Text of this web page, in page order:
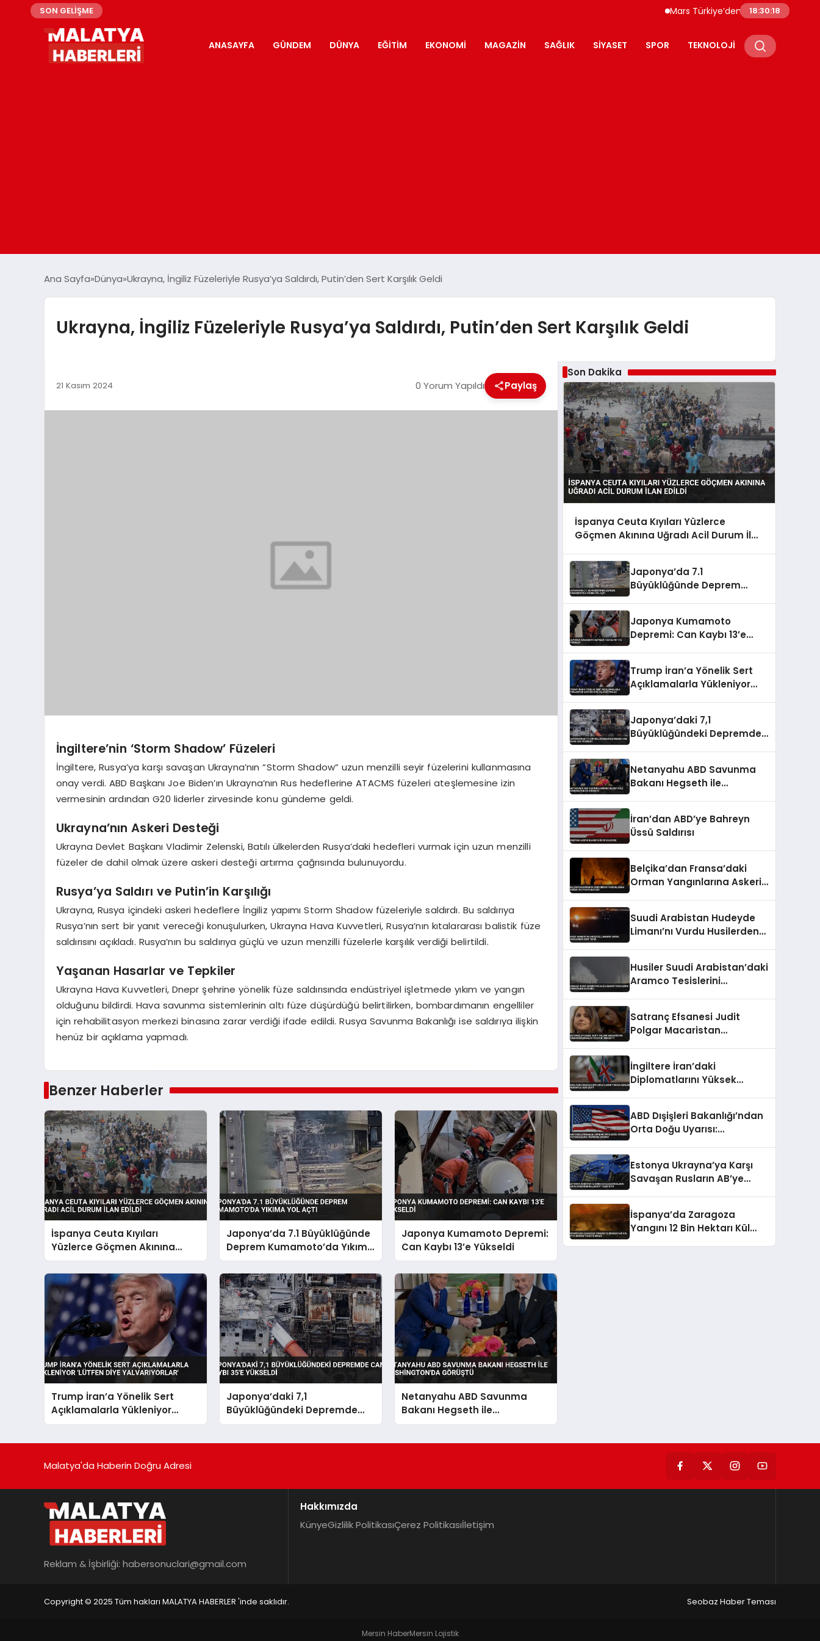
SON GELİŞME Mars Türkiye’den “Köpeğini İşe Götür
18:30:19
ANASAYFA GÜNDEM DÜNYA EĞITIM EKONOMI MAGAZIN SAĞLIK SIYASET SPOR TEKNOLOJI
Ana Sayfa Dünya Ukrayna, İngiliz Füzeleriyle Rusya’ya Saldırdı, Putin’den Sert Karşılık Geldi
Ukrayna, İngiliz Füzeleriyle Rusya’ya Saldırdı, Putin’den Sert Karşılık Geldi
21 Kasım 2024 0 Yorum Yapıldı Paylaş
İngiltere’nin ‘Storm Shadow’ Füzeleri
İngiltere, Rusya’ya karşı savaşan Ukrayna’nın “Storm Shadow” uzun menzilli seyir füzelerini kullanmasına
onay verdi. ABD Başkanı Joe Biden’ın Ukrayna’nın Rus hedeflerine ATACMS füzeleri ateşlemesine izin
vermesinin ardından G20 liderler zirvesinde konu gündeme geldi.
Ukrayna’nın Askeri Desteği
Ukrayna Devlet Başkanı Vladimir Zelenski, Batılı ülkelerden Rusya’daki hedefleri vurmak için uzun menzilli
füzeler de dahil olmak üzere askeri desteği artırma çağrısında bulunuyordu.
Rusya’ya Saldırı ve Putin’in Karşılığı
Ukrayna, Rusya içindeki askeri hedeflere İngiliz yapımı Storm Shadow füzeleriyle saldırdı. Bu saldırıya
Rusya’nın sert bir yanıt vereceği konuşulurken, Ukrayna Hava Kuvvetleri, Rusya’nın kıtalararası balistik füze
saldırısını açıkladı. Rusya’nın bu saldırıya güçlü ve uzun menzilli füzelerle karşılık verdiği belirtildi.
Yaşanan Hasarlar ve Tepkiler
Ukrayna Hava Kuvvetleri, Dnepr şehrine yönelik füze saldırısında endüstriyel işletmede yıkım ve yangın
olduğunu bildirdi. Hava savunma sistemlerinin altı füze düşürdüğü belirtilirken, bombardımanın engelliler
için rehabilitasyon merkezi binasına zarar verdiği ifade edildi. Rusya Savunma Bakanlığı ise saldırıya ilişkin
henüz bir açıklama yapmadı.
Benzer Haberler
İspanya Ceuta Kıyıları
Yüzlerce Göçmen Akınına
Uğradı Acil Durum İlan Edildi
Japonya’da 7.1 Büyüklüğünde
Deprem Kumamoto’da Yıkıma
Yol Açtı
Japonya Kumamoto Depremi:
Can Kaybı 13’e Yükseldi
Trump İran’a Yönelik Sert
Açıklamalarla Yükleniyor
‘Lütfen Diye Yalvarıyorlar’
Japonya’daki 7,1
Büyüklüğündeki Depremde
Can Kaybı 35’e Yükseldi
Netanyahu ABD Savunma
Bakanı Hegseth ile
Washington’da Görüştü
Son Dakika
İspanya Ceuta Kıyıları Yüzlerce
Göçmen Akınına Uğradı Acil Durum İlan
Japonya’da 7.1
Büyüklüğünde Deprem
Japonya Kumamoto
Depremi: Can Kaybı 13’e
Trump İran’a Yönelik Sert
Açıklamalarla Yükleniyor
Japonya’daki 7,1
Büyüklüğündeki Depremde
Netanyahu ABD Savunma
Bakanı Hegseth ile
İran’dan ABD’ye Bahreyn
Üssü Saldırısı
Belçika’dan Fransa’daki
Orman Yangınlarına Askeri
Suudi Arabistan Hudeyde
Limanı’nı Vurdu Husilerden
Husiler Suudi Arabistan’daki
Aramco Tesislerini
Satranç Efsanesi Judit
Polgar Macaristan
İngiltere İran’daki
Diplomatlarını Yüksek
ABD Dışişleri Bakanlığı’ndan
Orta Doğu Uyarısı:
Estonya Ukrayna’ya Karşı
Savaşan Rusların AB’ye
İspanya’da Zaragoza
Yangını 12 Bin Hektarı Kül
Malatya'da Haberin Doğru Adresi
Reklam & İşbirliği: habersonuclari@gmail.com
Hakkımızda
KünyeGizlilik PolitikasıÇerez Politikasıİletişim
Copyright © 2025 Tüm hakları MALATYA HABERLER 'inde saklıdır. Seobaz Haber Teması
Mersin HaberMersin Lojistik